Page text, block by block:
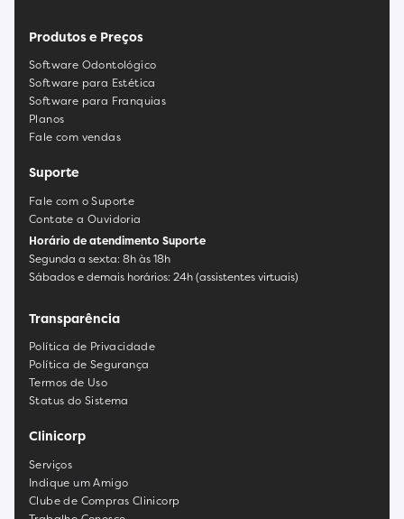
Produtos e Preços
Software Odontológico
Software para Estética
Software para Franquias
Planos
Fale com vendas
Suporte
Fale com o Suporte
Contate a Ouvidoria
Horário de atendimento Suporte
Segunda a sexta: 8h às 18h
Sábados e demais horários: 24h (assistentes virtuais)
Transparência
Política de Privacidade
Política de Segurança
Termos de Uso
Status do Sistema
Clinicorp
Serviços
Indique um Amigo
Clube de Compras Clinicorp